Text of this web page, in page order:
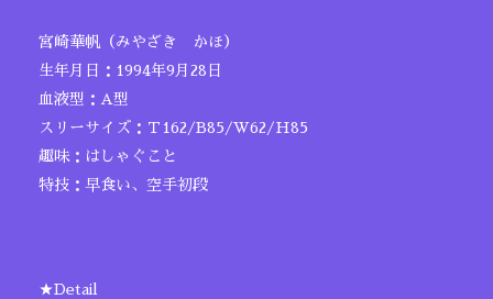
宮崎華帆（みやざき かほ）
生年月日：1994年9月28日
血液型：A型
スリーサイズ：Ｔ162/B85/W62/H85
趣味：はしゃぐこと
特技：早食い、空手初段
★Detail